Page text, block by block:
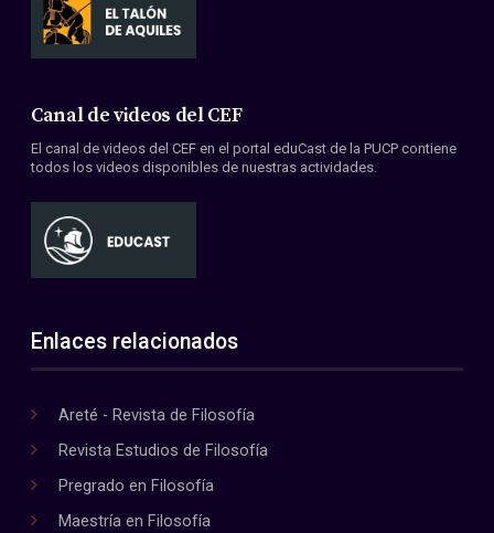
Canal de videos del CEF
El canal de videos del CEF en el portal eduCast de la PUCP contiene
todos los videos disponibles de nuestras actividades.
Enlaces relacionados
Areté - Revista de Filosofía
Revista Estudios de Filosofía
Pregrado en Filosofía
Maestría en Filosofía